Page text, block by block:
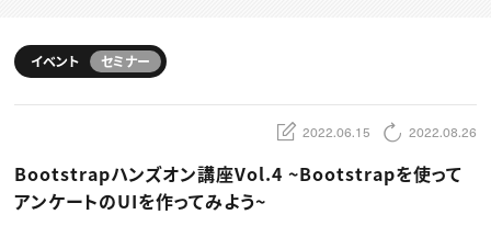
スキルアップしたい！
デザイン
編集・ライティング
マーケティング
ディレクション
業界解説・キャリア事情
TOP Creator’s コラム
Webクリエイター
アプリクリエイター
ゲームクリエイター
映像クリエイター
セミナー
イベント セミナー
2022.06.15 2022.08.26
Bootstrapハンズオン講座Vol.4 ~Bootstrapを使って
アンケートのUIを作ってみよう~